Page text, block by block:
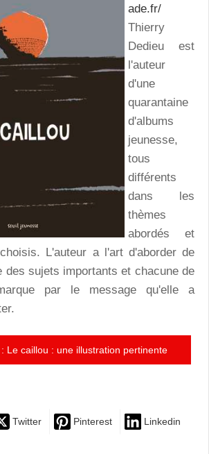
ade.fr/
Thierry
Dedieu est
l'auteur
d'une
quarantaine
d'albums
jeunesse,
tous
différents
dans les
thèmes
abordés et
L'auteur a l'art d'aborder de
des sujets importants et chacune de
par le message qu'elle a
Le caillou : une illustration pertinente
Twitter Pinterest Linkedin